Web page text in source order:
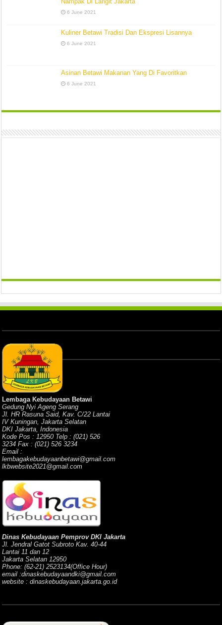
6 June 2021
Kuliner Betawi Tradisi Dan Ekspresi Lisannya
6 June 2021
Asinan Betawi Makanan Yang Di Favoritkan
6 June 2021
Lembaga Kebudayaan Betawi
Gedung Nyi Ageng Serang
Jl. HR Rasuna Said, Kav. C/22 Lantai
IV Kuningan, Jakarta Selatan
DKI Jakarta, Indonesia
Kode Pos : 12950 Telp : (021) 526
3234 Fax : (021) 526 3234
Email :
lembagakebudayaanbetawi@gmail.com
lkbwebsite2021@gmail.com
Dinas Kebudayaan Pemprov DKI Jakarta
Jl. Jendral Gatot Subroto Kav. 40-44
Lantai 11 dan 12
Jakarta Selatan 12950
Phone: (62-21) 2523134(Office Hour)
email :dinaskebudayaandki@gmail.com
website : dinaskebudayaan.jakarta.go.id